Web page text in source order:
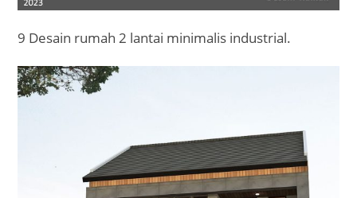
9 Desain rumah 2 lantai minimalis industrial.